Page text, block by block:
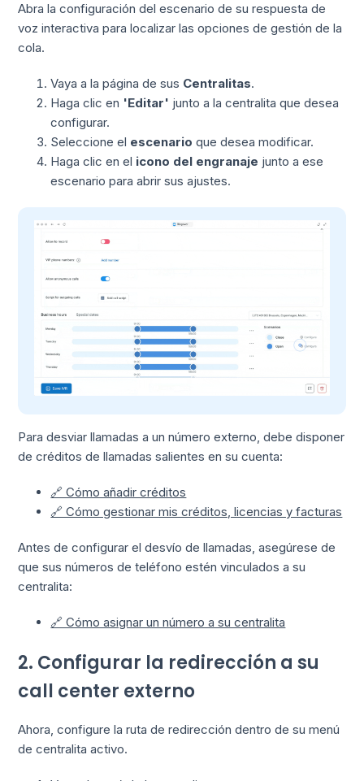
Abra la configuración del escenario de su respuesta de
voz interactiva para localizar las opciones de gestión de la
cola.
Vaya a la página de sus Centralitas.
Haga clic en 'Editar' junto a la centralita que desea
configurar.
Seleccione el escenario que desea modificar.
Haga clic en el icono del engranaje junto a ese
escenario para abrir sus ajustes.
Para desviar llamadas a un número externo, debe disponer
de créditos de llamadas salientes en su cuenta:
🔗 Cómo añadir créditos
🔗 Cómo gestionar mis créditos, licencias y facturas
Antes de configurar el desvío de llamadas, asegúrese de
que sus números de teléfono estén vinculados a su
centralita:
🔗 Cómo asignar un número a su centralita
2. Configurar la redirección a su
call center externo
Ahora, configure la ruta de redirección dentro de su menú
de centralita activo.